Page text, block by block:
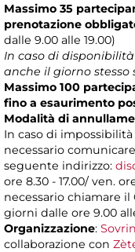
Massimo 35
prenotazione
dalle 9.00 alle 19.00)
In caso di
anche il giorno stesso
Massimo 100
fino a esaurimento
Modalità di
In caso di
necessario
seguente indirizzo:
ore 8.30 - 17.00/ ven.
necessario chiamare
giorni dalle ore 9.00
Organizzazione:
collaborazione con